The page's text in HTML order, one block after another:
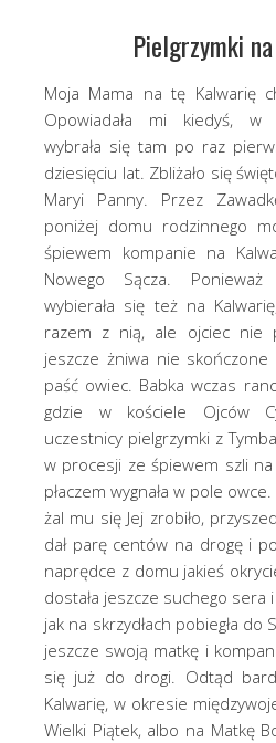
Pielgrzymki
Moja Mama na tę Kalwarię
Opowiadała mi kiedyś, w
wybrała się tam po raz
dziesięciu lat. Zbliżało się
Maryi Panny. Przez
poniżej domu rodzinnego
śpiewem kompanie na
Nowego Sącza.
wybierała się też na
razem z nią, ale ojciec nie
jeszcze żniwa nie
paść owiec. Babka wczas
gdzie w kościele Ojców
uczestnicy pielgrzymki z
w procesji ze śpiewem szli
płaczem wygnała w pole
żal mu się Jej zrobiło,
dał parę centów na drogę i
naprędce z domu jakieś
dostała jeszcze suchego sera
jak na skrzydłach pobiegła do
jeszcze swoją matkę i
się już do drogi. Odtąd
Kalwarię, w okresie
Wielki Piątek, albo na Matkę